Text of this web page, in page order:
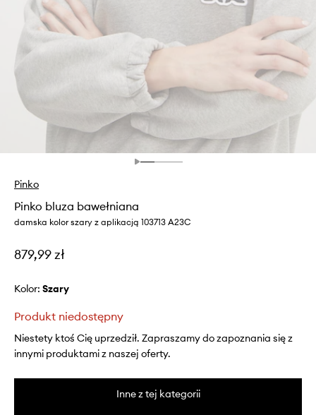
Pinko
Pinko bluza bawełniana
damska kolor szary z aplikacją 103713 A23C
879,99 zł
Kolor: szary
Produkt niedostępny
Niestety ktoś Cię uprzedził. Zapraszamy do zapoznania się z
innymi produktami z naszej oferty.
Inne z tej kategorii